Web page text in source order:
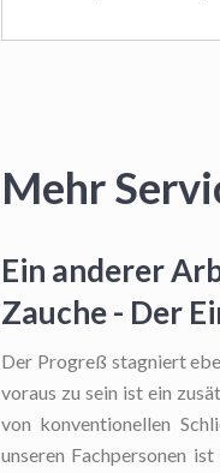
Mehr
Ein anderer
Zauche - Der
Der Progreß stagniert
voraus zu sein ist ein
von konventionellen
unseren Fachpersonen